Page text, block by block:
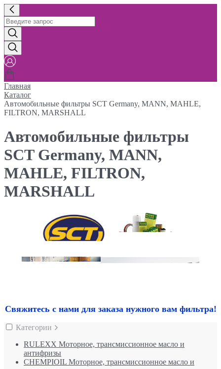
Главная
Каталог
Автомобильные фильтры SCT Germany, MANN, MAHLE,
FILTRON, MARSHALL
Автомобильные фильтры
SCT Germany, MANN,
MAHLE, FILTRON,
MARSHALL
Свяжитесь с нами для заказа нужного вам фильтра!
Категории
RULEXX Моторное, трансмиссионное масло и
антифризы
CHEMPIOIL Моторное, трансмиссионное масло и